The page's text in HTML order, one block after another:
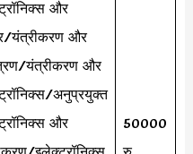
और
यंत्रीकरण और
यंत्रीकरण और
अनुप्रयुक्त
और
50000